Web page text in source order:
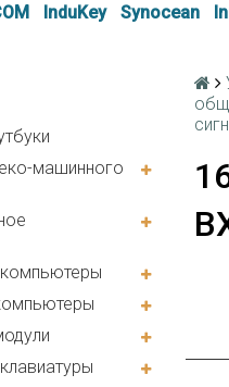
InduKey Synocean
машинного